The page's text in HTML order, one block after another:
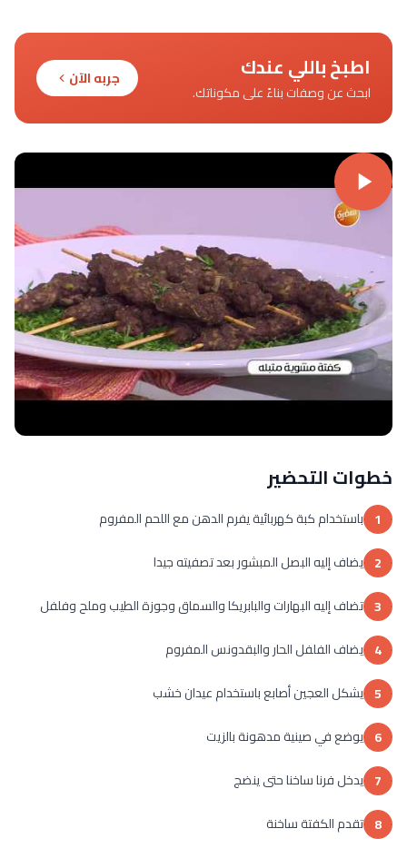
اطبخ باللي عندك
ابحث عن وصفات بناءً على مكوناتك.
جربه الآن
خطوات التحضير
1 باستخدام كبة كهربائية يفرم الدهن مع اللحم المفروم
2 يضاف إليه البصل المبشور بعد تصفيته جيدا
3 تضاف إليه البهارات والبابريكا والسماق وجوزة الطيب وملح وفلفل
4 يضاف الفلفل الحار والبقدونس المفروم
5 يشكل العجين أصابع باستخدام عيدان خشب
6 يوضع في صينية مدهونة بالزيت
7 يدخل فرنا ساخنا حتى ينضج
8 تقدم الكفتة ساخنة